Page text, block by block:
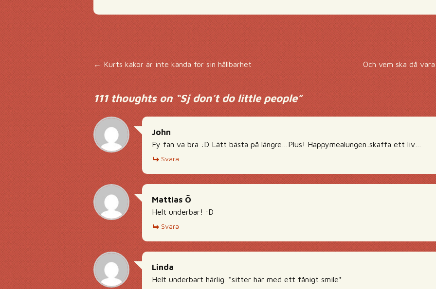
Inläggsnavigering
← Kurts kakor är inte kända för sin hållbarhet Och vem ska då
111 thoughts on “Sj don’t do little people”
John
Fy fan va bra :D Lätt bästa på längre…Plus! Happymealungen..skaffa ett liv…
Svara
Mattias Ö
Helt underbar! :D
Svara
Linda
Helt underbart härlig. *sitter här med ett fånigt smile*